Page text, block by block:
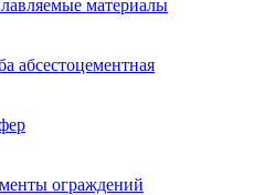
материалы
абсестоцементная
ограждений